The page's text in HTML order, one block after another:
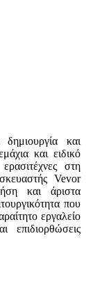
και
και ειδικό
στη
Vevor
και άριστα
που
εργαλείο
επιδιορθώσεις